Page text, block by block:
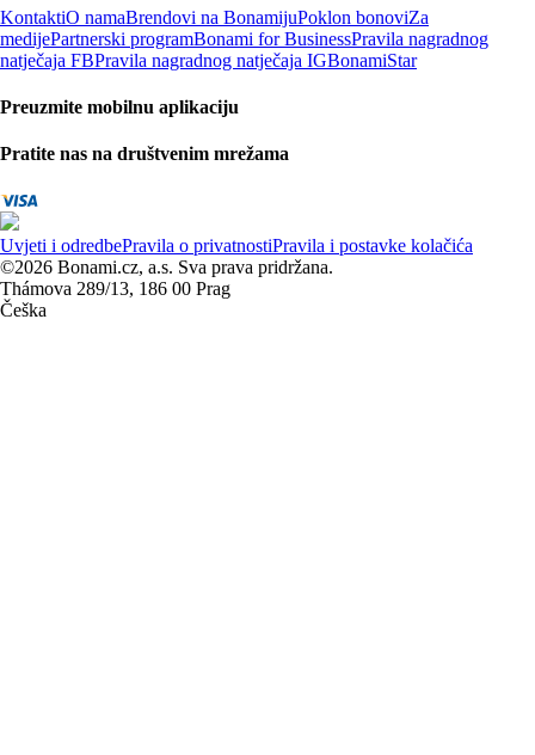
KontaktiO namaBrendovi na BonamijuPoklon bonoviZa
medijePartnerski programBonami for BusinessPravila nagradnog
natječaja FBPravila nagradnog natječaja IGBonamiStar
Preuzmite mobilnu aplikaciju
Pratite nas na društvenim mrežama
Uvjeti i odredbePravila o privatnostiPravila i postavke kolačića
©2026 Bonami.cz, a.s. Sva prava pridržana.
Thámova 289/13, 186 00 Prag
Češka